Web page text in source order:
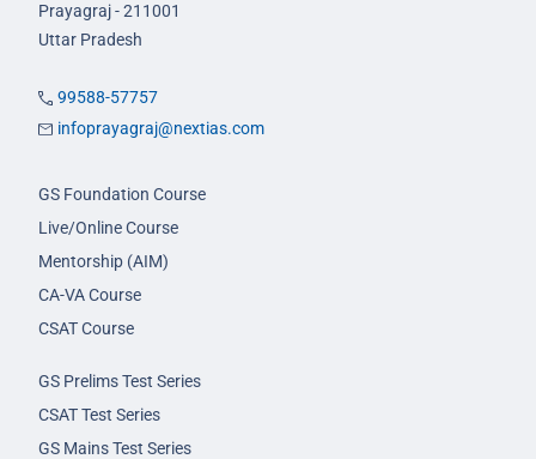
Prayagraj - 211001
Uttar Pradesh
99588-57757
infoprayagraj@nextias.com
GS Foundation Course
Live/Online Course
Mentorship (AIM)
CA-VA Course
CSAT Course
GS Prelims Test Series
CSAT Test Series
GS Mains Test Series